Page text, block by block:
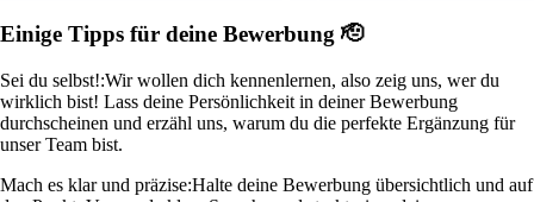
Einige Tipps für deine Bewerbung 🫡
Sei du selbst!:Wir wollen dich kennenlernen, also zeig uns, wer du
wirklich bist! Lass deine Persönlichkeit in deiner Bewerbung
durchscheinen und erzähl uns, warum du die perfekte Ergänzung für
unser Team bist.
Mach es klar und präzise:Halte deine Bewerbung übersichtlich und auf